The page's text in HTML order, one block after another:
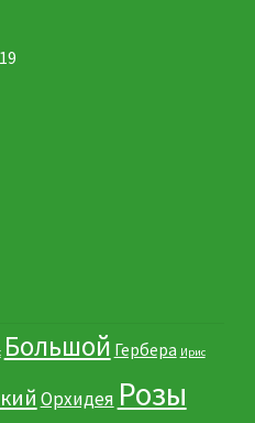
Большой Гербера Ирис
Орхидея Розы